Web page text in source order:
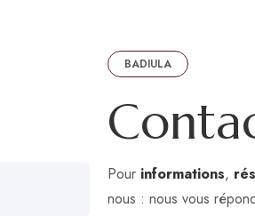
BADIULA
Pour informations,
nous : nous vous